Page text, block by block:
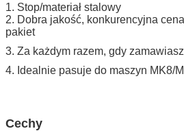
1. Stop/materiał stalowy
2. Dobra jakość, konkurencyjna
pakiet
3. Za każdym razem, gdy
4. Idealnie pasuje do maszyn MK8/
Cechy